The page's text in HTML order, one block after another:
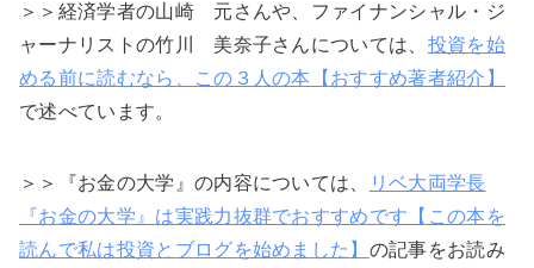
＞＞経済学者の山崎 元さんや、ファイナンシャル・ジ
ャーナリストの竹川 美奈子さんについては、 投資を始
める前に読むなら、この３人の本【おすすめ著者紹介】
で述べています。
＞＞『お金の大学』の内容については、
リベ大両学長
『お金の大学』は実践力抜群でおすすめです【この本を
読んで私は投資とブログを始めました】 の記事をお読み